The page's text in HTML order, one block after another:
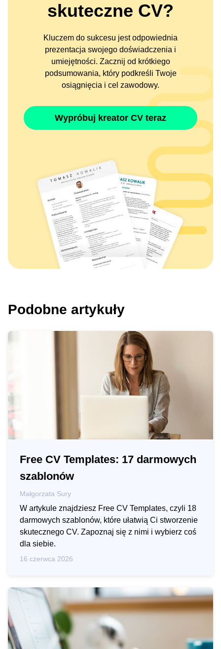
skuteczne CV?
Kluczem do sukcesu jest odpowiednia
prezentacja swojego doświadczenia i
umiejętności. Zacznij od krótkiego
podsumowania, który podkreśli Twoje
osiągnięcia i cel zawodowy.
Wypróbuj kreator CV teraz
Podobne artykuły
Free CV Templates: 17 darmowych
szablonów
Małgorzata Sury
W artykule znajdziesz Free CV Templates, czyli 18
darmowych szablonów, które ułatwią Ci stworzenie
skutecznego CV. Zapoznaj się z nimi i wybierz coś
dla siebie.
16 czerwca 2026